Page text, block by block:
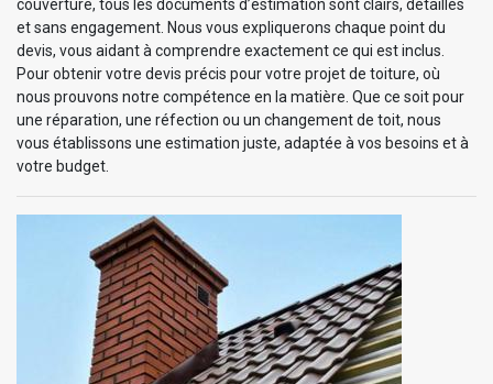
couverture, tous les documents d’estimation sont clairs, détaillés
et sans engagement. Nous vous expliquerons chaque point du
devis, vous aidant à comprendre exactement ce qui est inclus.
Pour obtenir votre devis précis pour votre projet de toiture, où
nous prouvons notre compétence en la matière. Que ce soit pour
une réparation, une réfection ou un changement de toit, nous
vous établissons une estimation juste, adaptée à vos besoins et à
votre budget.